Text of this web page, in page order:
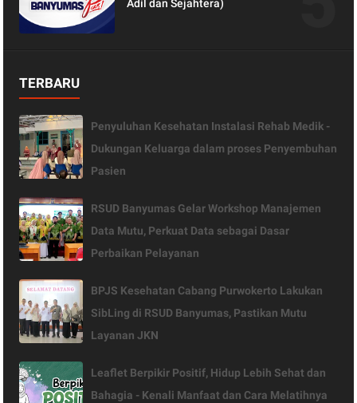
Adil dan Sejahtera)
TERBARU
Penyuluhan Kesehatan Instalasi Rehab Medik -
Dukungan Keluarga dalam proses Penyembuhan
Pasien
RSUD Banyumas Gelar Workshop Manajemen
Data Mutu, Perkuat Data sebagai Dasar
Perbaikan Pelayanan
BPJS Kesehatan Cabang Purwokerto Lakukan
SibLing di RSUD Banyumas, Pastikan Mutu
Layanan JKN
Leaflet Berpikir Positif, Hidup Lebih Sehat dan
Bahagia - Kenali Manfaat dan Cara Melatihnya